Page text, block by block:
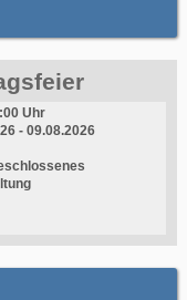
Uhr
- 09.08.2026